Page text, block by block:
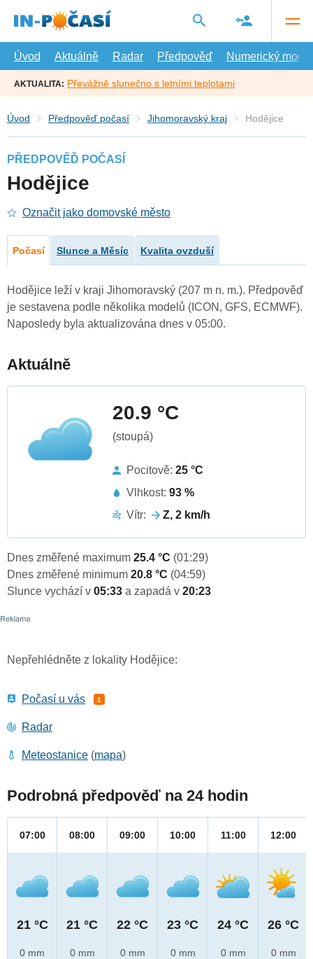
hlavní
Úvod
Aktuálně Radar Předpověď Numerický model
AKTUALITA: Převážně slunečno s letními teplotami
Úvod Předpověď počasí Jihomoravský kraj Hodějice
PŘEDPOVĚĎ POČASÍ
Hodějice
Označit jako domovské město
Počasí Slunce a Měsíc Kvalita ovzduší
Hodějice leží v kraji Jihomoravský (207 m n. m.). Předpověď
je sestavena podle několika modelů (ICON, GFS, ECMWF).
Naposledy byla aktualizována dnes v 05:00.
Aktuálně
20.9 °C
(stoupá)
Pocitově: 25 °C
Vlhkost: 93 %
Vítr:
Z, 2 km/h
Dnes změřené maximum 25.4 °C (01:29)
Dnes změřené minimum 20.8 °C (04:59)
Slunce vychází v 05:33 a zapadá v 20:23
Nepřehlédněte z lokality Hodějice:
Počasí u vás 1
Radar
Meteostanice (mapa)
Podrobná předpověď na 24 hodin
07:00
21 °C
0 mm
08:00
21 °C
0 mm
09:00
22 °C
0 mm
10:00
23 °C
0 mm
11:00
24 °C
0 mm
12:00
26 °C
0 mm